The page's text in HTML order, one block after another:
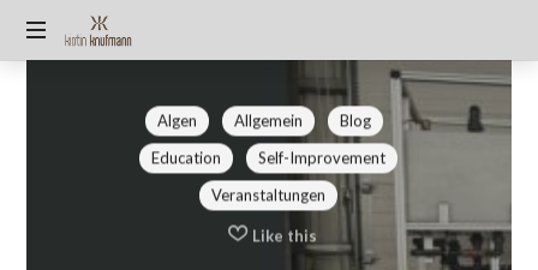
KIRSTIN
Algen Allgemein
Blog
Education
Self-Improvement
Veranstaltungen
Like this